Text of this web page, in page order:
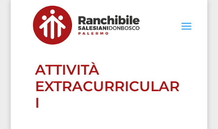
ATTIVITÀ
EXTRACURRICULAR
I